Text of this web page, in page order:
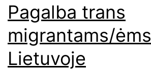
Pagalba trans
migrantams/ėms
Lietuvoje